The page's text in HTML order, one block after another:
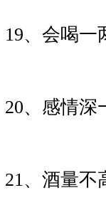
会喝一两
感情深一
酒量不